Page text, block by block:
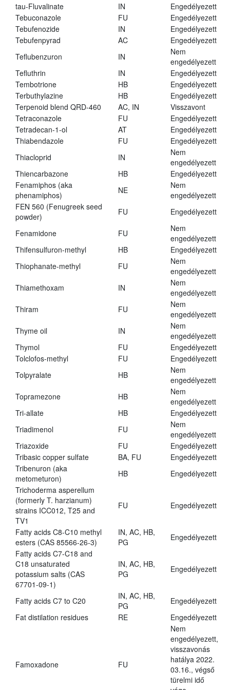
tau-Fluvalinate
IN
Engedélyezett
Tebuconazole
FU
Engedélyezett
Tebufenozide
IN
Engedélyezett
Tebufenpyrad
AC
Engedélyezett
Teflubenzuron
IN
Nem
engedélyezett
Tefluthrin
IN
Engedélyezett
Tembotrione
HB
Engedélyezett
Terbuthylazine
HB
Engedélyezett
Terpenoid blend QRD-460
AC, IN
Visszavont
Tetraconazole
FU
Engedélyezett
Tetradecan-1-ol
AT
Engedélyezett
Thiabendazole
FU
Engedélyezett
Thiacloprid
IN
Nem
engedélyezett
Thiencarbazone
HB
Engedélyezett
Fenamiphos (aka
phenamiphos)
NE
Nem
engedélyezett
FEN 560 (Fenugreek seed
powder)
FU Engedélyezett
Fenamidone FU
Nem
engedélyezett
Thifensulfuron-methyl
HB
Engedélyezett
Thiophanate-methyl
FU
Nem
engedélyezett
Thiamethoxam
IN
Nem
engedélyezett
Thiram
FU
Nem
engedélyezett
Thyme oil
IN
Nem
engedélyezett
Thymol
FU
Engedélyezett
Tolclofos-methyl
FU
Engedélyezett
Tolpyralate
HB
Nem
engedélyezett
Topramezone
HB
Nem
engedélyezett
Tri-allate
HB
Engedélyezett
Triadimenol
FU
Nem
engedélyezett
Triazoxide
FU
Engedélyezett
Tribasic copper sulfate
BA, FU
Engedélyezett
Tribenuron (aka
metometuron)
HB
Engedélyezett
Trichoderma asperellum
(formerly T. harzianum)
strains ICC012, T25 and
TV1
FU Engedélyezett
Fatty acids C8-C10 methyl
esters (CAS 85566-26-3)
IN, AC, HB,
PG
Engedélyezett
Fatty acids C7-C18 and
C18 unsaturated
potassium salts (CAS
67701-09-1)
IN, AC, HB,
PG
Engedélyezett
Fatty acids C7 to C20
IN, AC, HB,
PG
Engedélyezett
Fat distilation residues
RE Engedélyezett
Famoxadone FU
Nem
engedélyezett,
visszavonás
hatálya 2022.
03.16., végső
türelmi idő